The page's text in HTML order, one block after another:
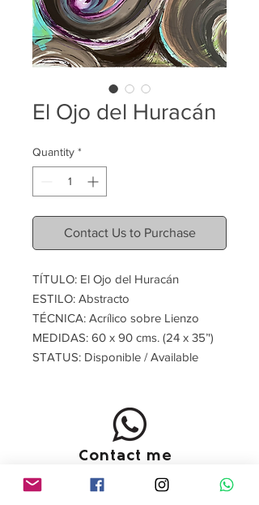
El Ojo del Huracán
Quantity *
Contact Us to Purchase
TÍTULO: El Ojo del Huracán
ESTILO: Abstracto
TÉCNICA: Acrílico sobre Lienzo
MEDIDAS: 60 x 90 cms. (24 x 35’')
STATUS: Disponible / Available
Contact me